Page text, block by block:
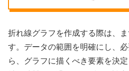
折れ線グラフを作成する際は、
す。データの範囲を明確にし、
ら、グラフに描くべき要素を決